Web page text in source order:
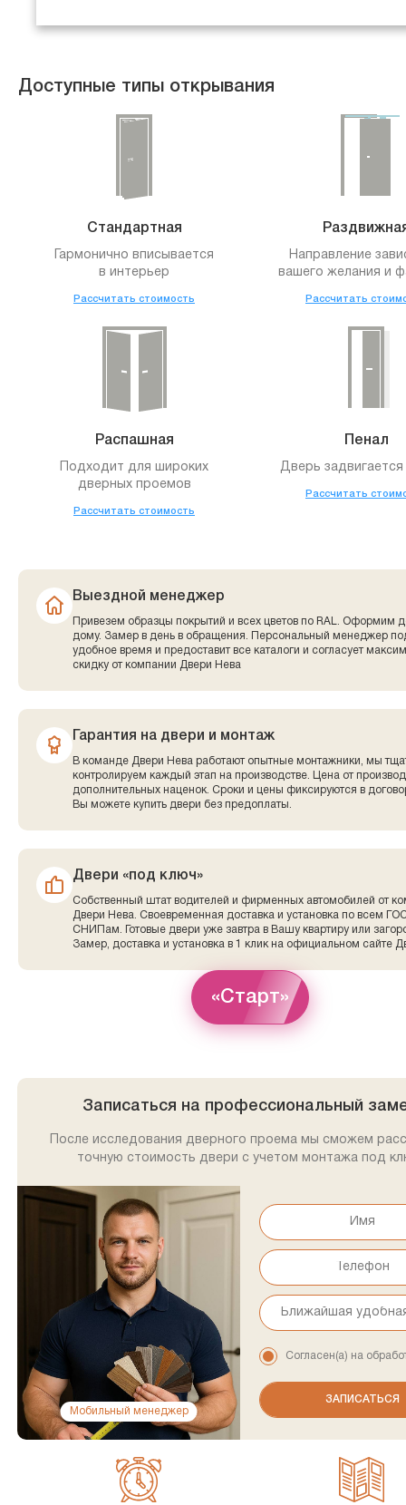
Доступные типы открывания
Стандартная
Гармонично вписывается
в интерьер
Рассчитать стоимость
Направление
вашего желания и
Рассчитать
Распашная
Подходит для широких
дверных проемов
Рассчитать стоимость
Пенал
Дверь задвигается
Рассчитать
Выездной менеджер
Привезем образцы покрытий и всех цветов по RAL. Оформим
дому. Замер в день в обращения. Персональный менеджер
удобное время и предоставит все каталоги и согласует
скидку от компании Двери Нева
Гарантия на двери и монтаж
В команде Двери Нева работают опытные монтажники, мы
контролируем каждый этап на производстве. Цена от
дополнительных наценок. Сроки и цены фиксируются в
Вы можете купить двери без предоплаты.
Двери «под ключ»
Собственный штат водителей и фирменных автомобилей от
Двери Нева. Своевременная доставка и установка по всем
СНИПам. Готовые двери уже завтра в Вашу квартиру или
Замер, доставка и установка в 1 клик на официальном сайте
«Старт»
Записаться на профессиональный
После исследования дверного проема мы сможем
точную стоимость двери с учетом монтажа под
Мобильный менеджер
Согласен(а) на